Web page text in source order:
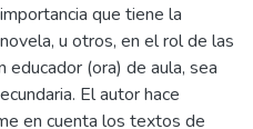
que tiene la
u otros, en el rol de las
(ora) de aula, sea
El autor hace
en cuenta los textos de